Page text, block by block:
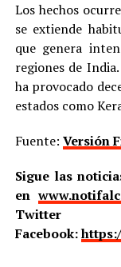
Los hechos
se extiende
que genera
regiones de
ha provocado
estados como
Fuente: Versión
Sigue las
en
Twitter
Facebook: